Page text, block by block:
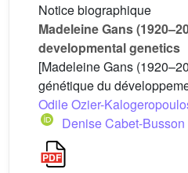
Notice biographique
Madeleine Gans
developmental genetics
[Madeleine Gans
génétique du
Odile Ozier-
Denise Cabet-Busson